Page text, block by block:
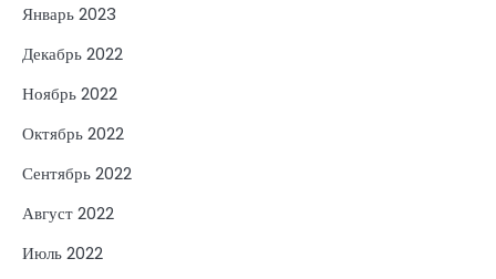
Январь 2023
Декабрь 2022
Ноябрь 2022
Октябрь 2022
Сентябрь 2022
Август 2022
Июль 2022